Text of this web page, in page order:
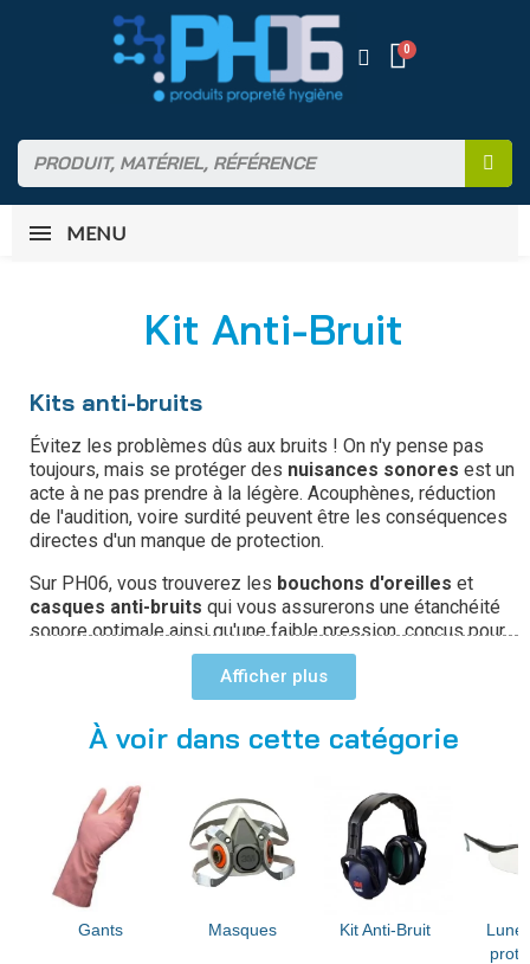
MENU
Kit Anti-Bruit
Kits anti-bruits
Évitez les problèmes dûs aux bruits ! On n'y pense pas
toujours, mais se protéger des nuisances sonores est un
acte à ne pas prendre à la légère. Acouphènes, réduction
de l'audition, voire surdité peuvent être les conséquences
directes d'un manque de protection.
Sur PH06, vous trouverez les bouchons d'oreilles et
casques anti-bruits qui vous assurerons une étanchéité
sonore optimale ainsi qu'une faible pression, conçus pour
les environnements industriels et les postes de travail
bruyants. Commandez en ligne et recevez rapidement ces
accessoires que vous trouverez dans notre catégorie EPI.
Afficher
À voir dans cette catégorie
Gants Masques Kit Anti-Bruit